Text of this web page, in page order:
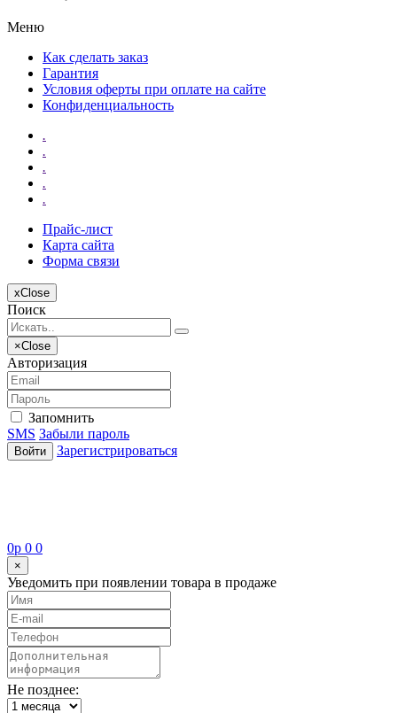
Меню
Как сделать заказ
Гарантия
Условия оферты при оплате на сайте
Конфиденциальность
.
.
.
.
.
Прайс-лист
Карта сайта
Форма связи
xClose
Поиск
×Close
Авторизация
Запомнить
SMS Забыли пароль
Войти Зарегистрироваться
0p 0 0
×
Уведомить при появлении товара в продаже
Не позднее: